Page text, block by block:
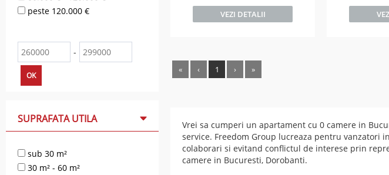
peste 120.000 €
-
OK
SUPRAFATA UTILA
sub 30 m²
30 m² - 60 m²
VEZI DETALII
« ‹ 1 › »
Vrei sa cumperi un apartament cu 0 camere in
service. Freedom Group lucreaza pentru vanzatori
colaborari si evitand conflictul de interese prin
camere in Bucuresti, Dorobanti.